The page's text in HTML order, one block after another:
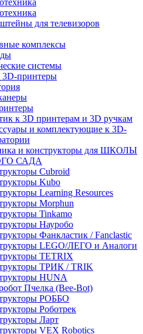
для телевизоров
комплексы
системы
3D-принтеры
к 3D принтерам и 3D ручкам
и комплектующие к 3D-
и конструкторы для ШКОЛЫ
САДА
Cubroid
Kubo
Learning Resources
Morphun
Tinkamo
Науробо
Фанкластик / Fanclastic
LEGO/ЛЕГО и Аналоги
TETRIX
ТРИК / TRIK
HUNA
Пчелка (Bee-Bot)
РОББО
Роботрек
Ларт
VEX Robotics